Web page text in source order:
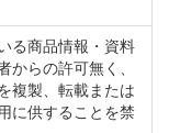
る商品情報・資料
からの許可無く、
複製、転載または
に供することを禁